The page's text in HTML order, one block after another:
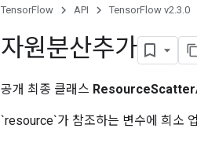
TensorFlow API TensorFlow v2.3.0
자원분산추가
공개 최종 클래스
`resource`가 참조하는 변수에 희소